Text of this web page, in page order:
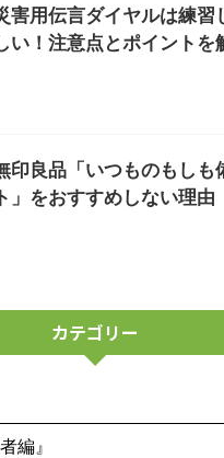
害用伝言ダイヤルは練習
い！注意点とポイントを
印良品「いつものもしも
ト」をおすすめしない理由
カテゴリー
編』